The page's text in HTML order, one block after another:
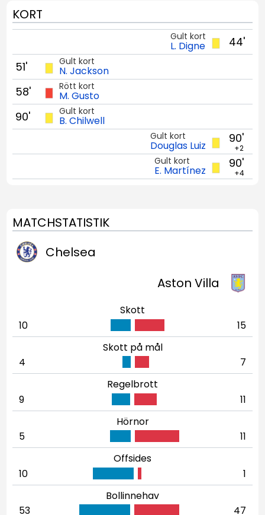
KORT
44'
Gult kort
L. Digne
Gult kort
N. Jackson
51'
Rött kort
M. Gusto
58'
Gult kort
B. Chilwell
90'
90'
+2
Gult kort
Douglas Luiz
90'
+4
Gult kort
E. Martínez
MATCHSTATISTIK
Chelsea
Aston Villa
Skott
10
15
Skott på mål
4
7
Regelbrott
9
11
Hörnor
5
11
Offsides
10
1
Bollinnehav
53
47